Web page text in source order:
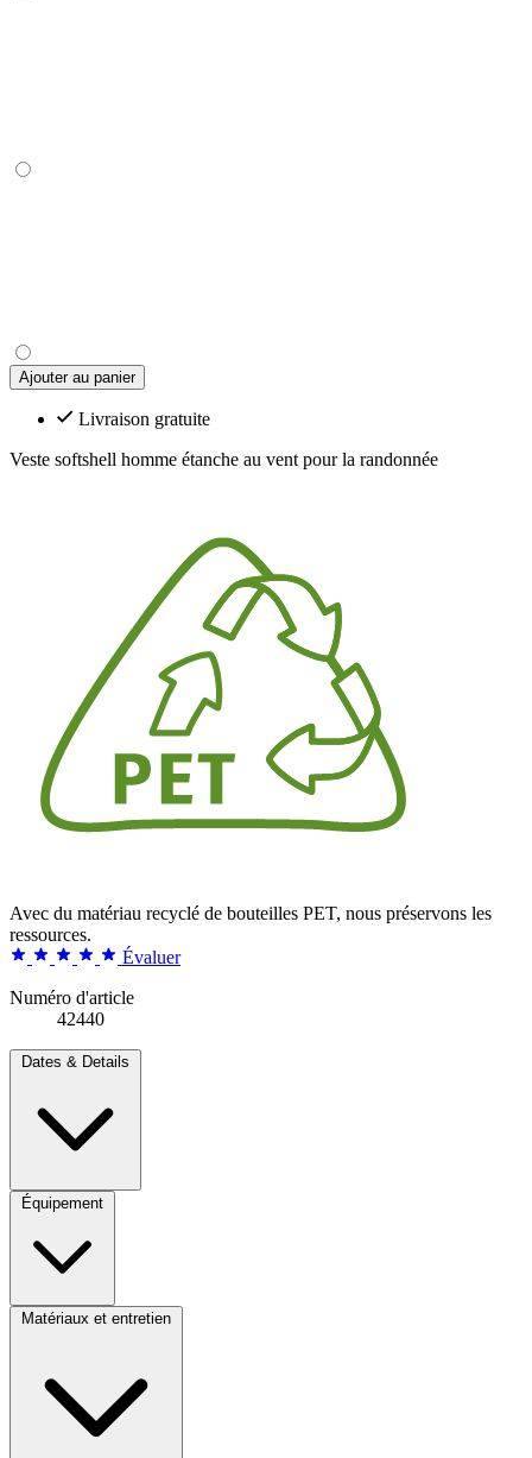
Ajouter au panier
Livraison gratuite
Veste softshell homme étanche au vent pour la randonnée
Avec du matériau recyclé de bouteilles PET, nous préservons les
ressources.
Évaluer
Numéro d'article
42440
Dates & Details
Équipement
Matériaux et entretien